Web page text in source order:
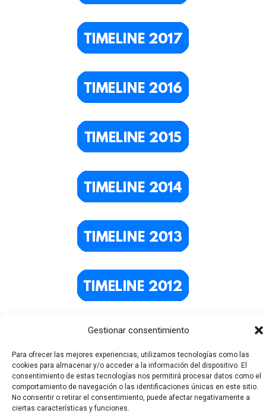
Gestionar consentimiento
Para ofrecer las mejores experiencias, utilizamos tecnologías como las
cookies para almacenar y/o acceder a la información del dispositivo. El
consentimiento de estas tecnologías nos permitirá procesar datos como el
comportamiento de navegación o las identificaciones únicas en este sitio.
No consentir o retirar el consentimiento, puede afectar negativamente a
ciertas características y funciones.